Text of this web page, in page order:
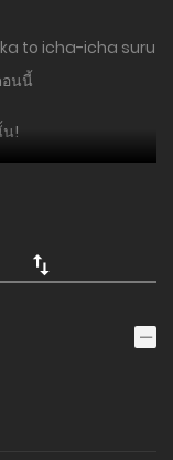
to icha-icha suru
อนนี้
น!